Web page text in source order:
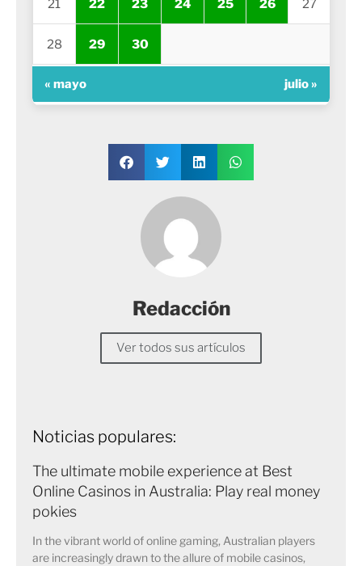
21 22 23 24 25 26 27
28 29 30
« mayo julio »
Redacción
Ver todos sus artículos
Noticias populares:
The ultimate mobile experience at Best
Online Casinos in Australia: Play real money
pokies
In the vibrant world of online gaming, Australian players
are increasingly drawn to the allure of mobile casinos,